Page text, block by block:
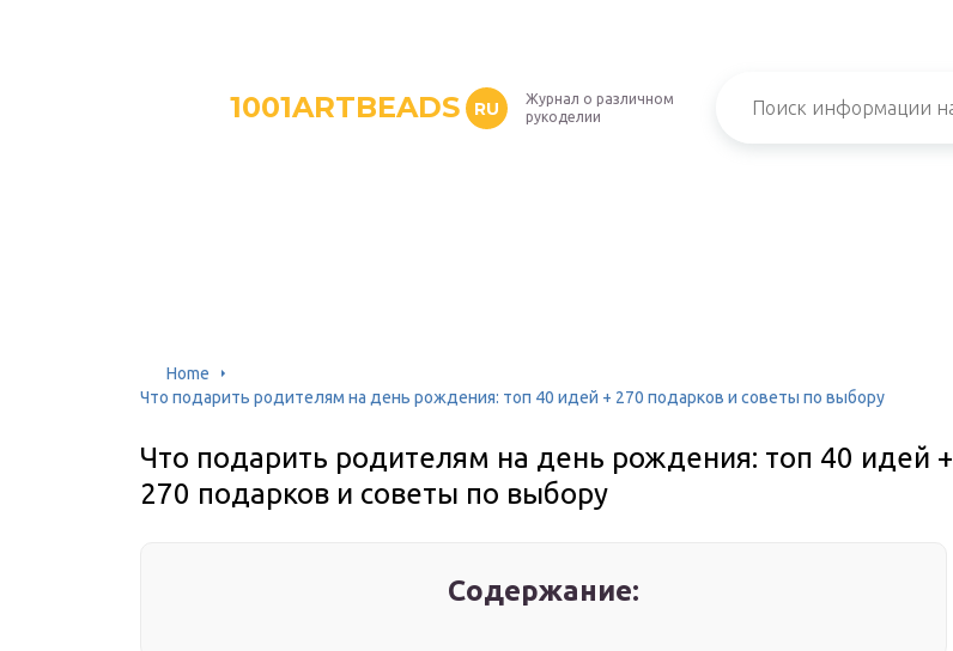
1001ARTBEADS RU
Журнал о различном
рукоделии
Home
Что подарить родителям на день рождения: топ 40 идей + 270 подарков и советы по выбору
Что подарить родителям на день рождения: топ 40 идей +
270 подарков и советы по выбору
Содержание: